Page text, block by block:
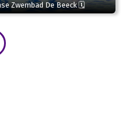
Zwembad De Beeck 🗓